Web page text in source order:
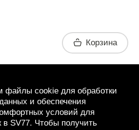
Корзина
файлы cookie для обработки
и обеспечения
условий для
в SV77. Чтобы получить